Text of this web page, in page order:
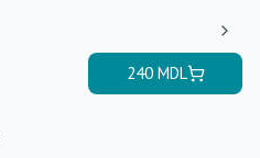
240MDL